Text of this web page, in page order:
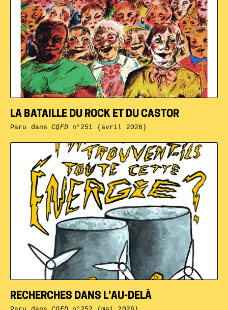
RECHERCHES DANS L’AU-DELÀ
LA BATAILLE DU ROCK ET DU CASTOR
Paru dansCQFDn°251 (avril 2026)